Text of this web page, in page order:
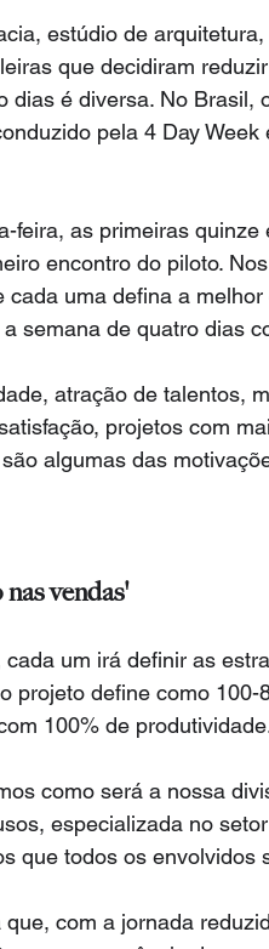
estúdio de
que decidiram
dias é diversa. No Brasil,
pela 4 Day
feira, as primeiras
encontro do piloto.
cada uma defina a
semana de quatro dias
atração de talentos,
projetos com
algumas das
vendas'
cada um irá definir as
projeto define como
100% de
como será a nossa
especializada no
que todos os envolvidos
com a jornada